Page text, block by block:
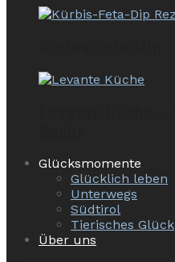
Glücksmomente
Glücklich leben
Unterwegs
Südtirol
Tierisches Glück
Über uns